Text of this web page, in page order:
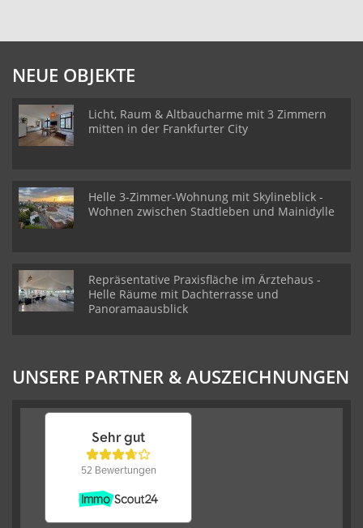
NEUE OBJEKTE
Licht, Raum & Altbaucharme mit 3 Zimmern
mitten in der Frankfurter City
Helle 3-Zimmer-Wohnung mit Skylineblick -
Wohnen zwischen Stadtleben und Mainidylle
Repräsentative Praxisfläche im Ärztehaus -
Helle Räume mit Dachterrasse und
Panoramaausblick
UNSERE PARTNER & AUSZEICHNUNGEN